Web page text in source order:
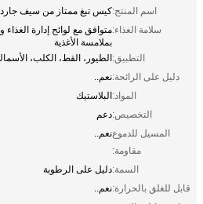
اسم المنتج:كيس تبغ ممتاز من سيف جارد
سلامة الغذاء:متوافق مع لوائح إدارة الغذاء
بملامسة الأغذية
التطبيق:الطيور، القط، الكلب،
دليل على الرائحة:نعم..
المواد:البلاستيك
التخصيص:دعم
المسيل للدموع
مقاومة:
نعم..
السمة:دليل على الرطوبة
قابل للغلق بالحرارة:نعم..